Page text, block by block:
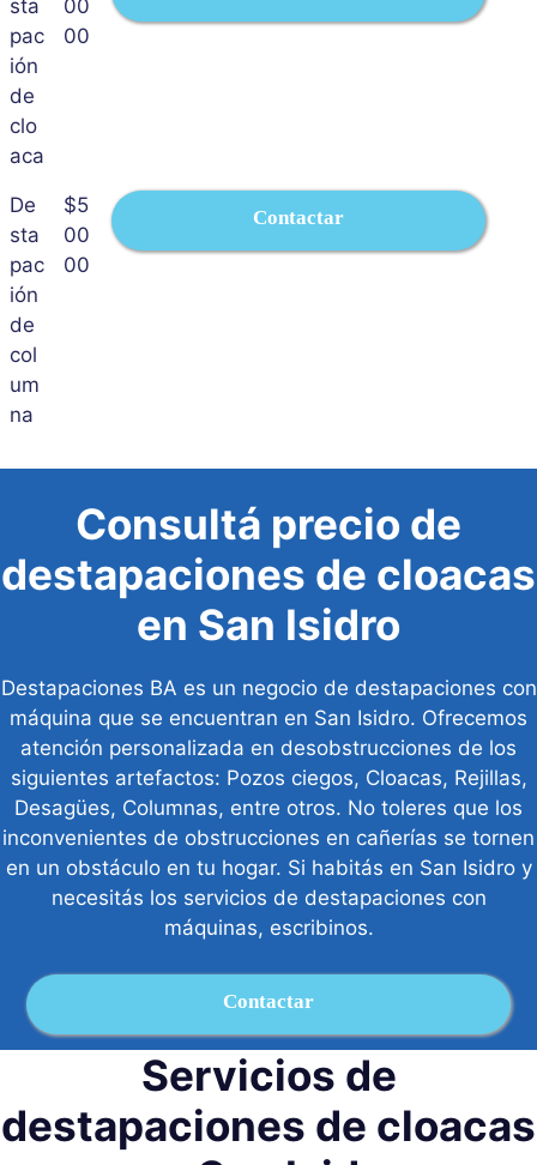
sta
pac
ión
de
clo
aca
00
00
De
sta
pac
ión
de
col
um
na
$5
00
00
Contactar
Consultá precio de
destapaciones de cloacas
en San Isidro
Destapaciones BA es un negocio de destapaciones con
máquina que se encuentran en San Isidro. Ofrecemos
atención personalizada en desobstrucciones de los
siguientes artefactos: Pozos ciegos, Cloacas, Rejillas,
Desagües, Columnas, entre otros. No toleres que los
inconvenientes de obstrucciones en cañerías se tornen
en un obstáculo en tu hogar. Si habitás en San Isidro y
necesitás los servicios de destapaciones con
máquinas, escribinos.
Contactar
Servicios de
destapaciones de cloacas